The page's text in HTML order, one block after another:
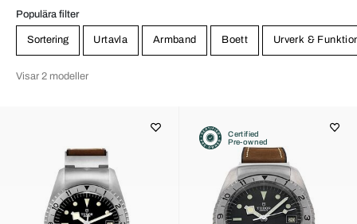
Populära filter
Sortering Urtavla Armband Boett Urverk &
Visar 2 modeller
Certified
Pre-owned